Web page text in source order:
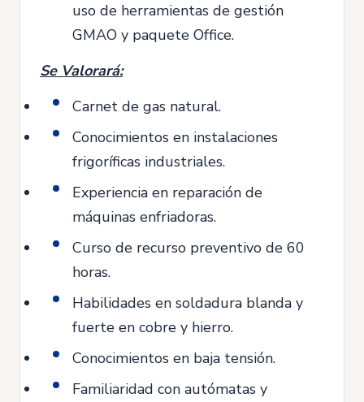
uso de herramientas de gestión
GMAO y paquete Office.
Se Valorará:
Carnet de gas natural.
Conocimientos en instalaciones
frigoríficas industriales.
Experiencia en reparación de
máquinas enfriadoras.
Curso de recurso preventivo de 60
horas.
Habilidades en soldadura blanda y
fuerte en cobre y hierro.
Conocimientos en baja tensión.
Familiaridad con autómatas y